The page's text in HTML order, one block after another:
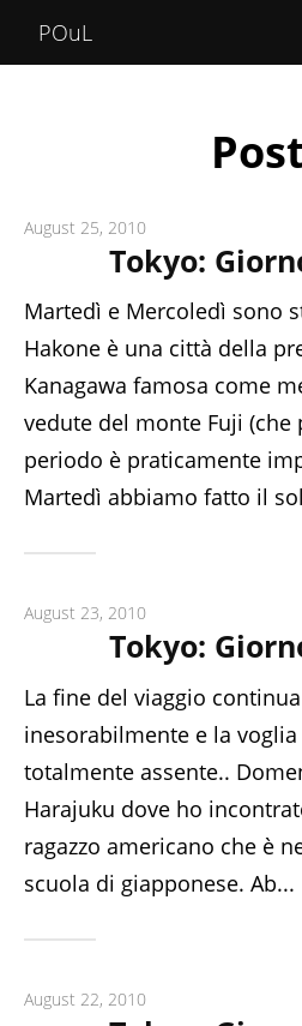
POuL
Home
Posts
August 25, 2010
Tokyo:
Martedì e Mercoledì sono
Hakone è una città della
Kanagawa famosa come
vedute del monte Fuji (che
periodo è praticamente
Martedì abbiamo fatto il
August 23, 2010
Tokyo:
La fine del viaggio
inesorabilmente e la
totalmente assente..
Harajuku dove ho
ragazzo americano che è
scuola di giapponese. Ab...
August 22, 2010